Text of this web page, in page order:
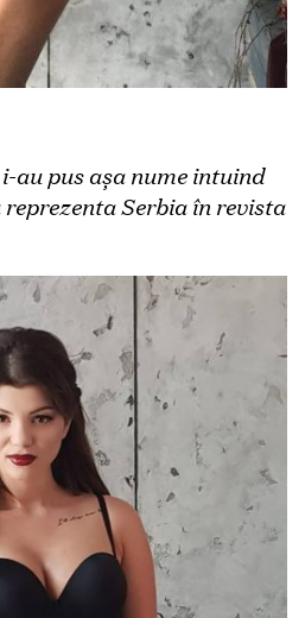
au pus așa nume intuind
reprezenta Serbia în revista